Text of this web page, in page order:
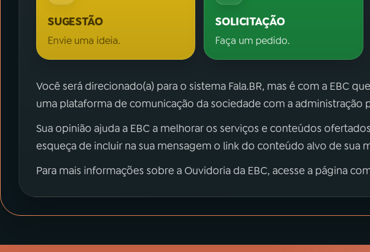
SUGESTÃO
Envie uma ideia.
SOLICITAÇÃO
Faça um pedido.
Você será direcionado(a) para o sistema Fala.BR, mas é com a EBC
uma plataforma de comunicação da sociedade com a administração
Sua opinião ajuda a EBC a melhorar os serviços e conteúdos
esqueça de incluir na sua mensagem o link do conteúdo alvo de sua
Para mais informações sobre a Ouvidoria da EBC, acesse a página